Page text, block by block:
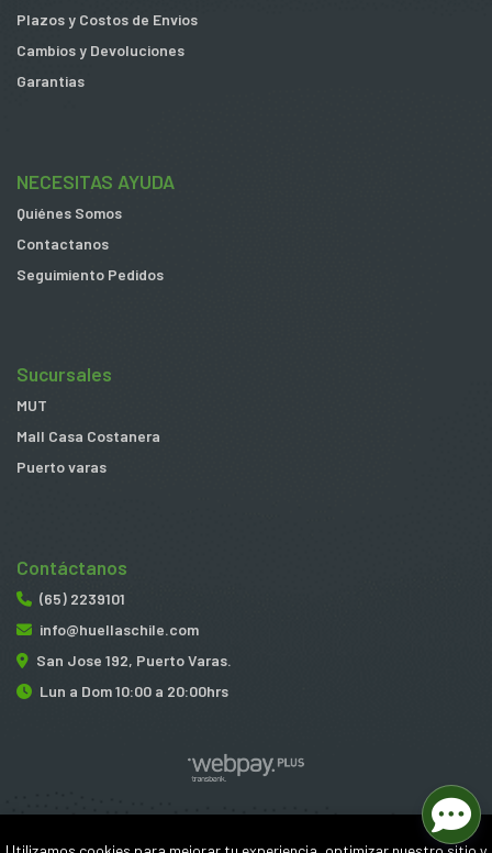
Plazos y Costos de Envios
Cambios y Devoluciones
Garantias
NECESITAS AYUDA
Quiénes Somos
Contactanos
Seguimiento Pedidos
Sucursales
MUT
Mall Casa Costanera
Puerto varas
Contáctanos
(65) 2239101
info@huellaschile.com
San Jose 192, Puerto Varas.
Lun a Dom 10:00 a 20:00hrs